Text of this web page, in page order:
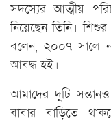
সদস্যের আত্মীয়
নিয়েছেন তিনি।
বলেন, ২০০৭ সালে
আবদ্ধ হই।
আমাদের দুটি
বাবার বাড়িতে